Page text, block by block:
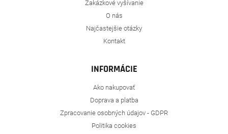
Zakázkové vyšívanie
O nás
Najčastejšie otázky
Kontakt
INFORMÁCIE
Ako nakupovať
Doprava a platba
Zpracovanie osobných údajov - GDPR
Politika cookies